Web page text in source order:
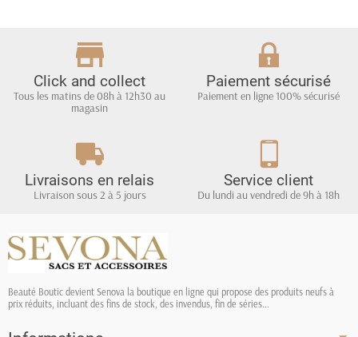
Click and collect
Tous les matins de 08h à 12h30 au
magasin
Paiement sécurisé
Paiement en ligne 100% sécurisé
Livraisons en relais
Livraison sous 2 à 5 jours
Service client
Du lundi au vendredi de 9h à 18h
Beauté Boutic devient Senova la boutique en ligne qui propose des produits neufs à
prix réduits, incluant des fins de stock, des invendus, fin de séries...